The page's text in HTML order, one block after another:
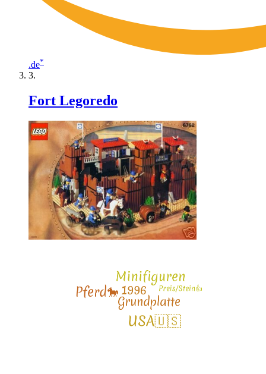
.de*
Fort Legoredo